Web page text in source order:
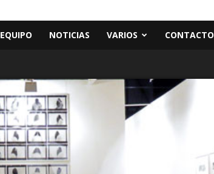
EQUIPO NOTICIAS VARIOS CONTACTO